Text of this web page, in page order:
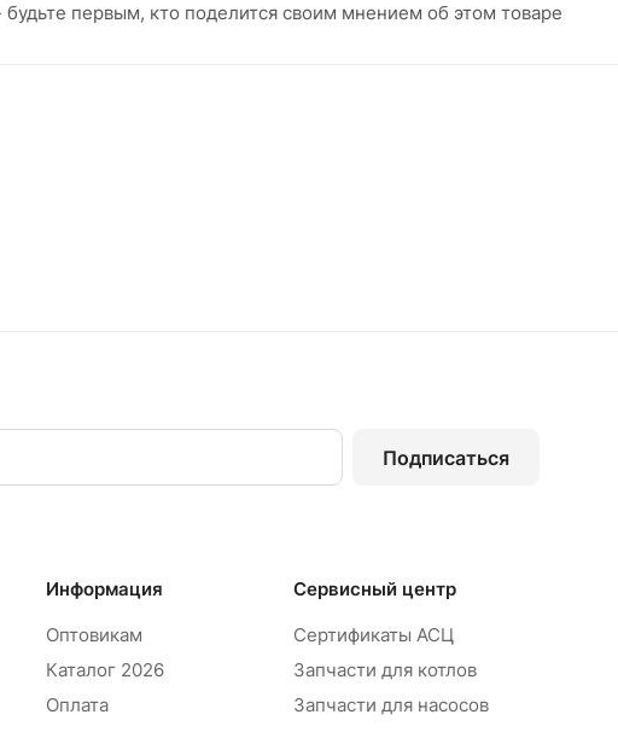
первым, кто поделится своим мнением об этом товаре
Подписаться
Информация
Оптовикам
Каталог 2026
Оплата
Сервисный центр
Сертификаты АСЦ
Запчасти для котлов
Запчасти для насосов